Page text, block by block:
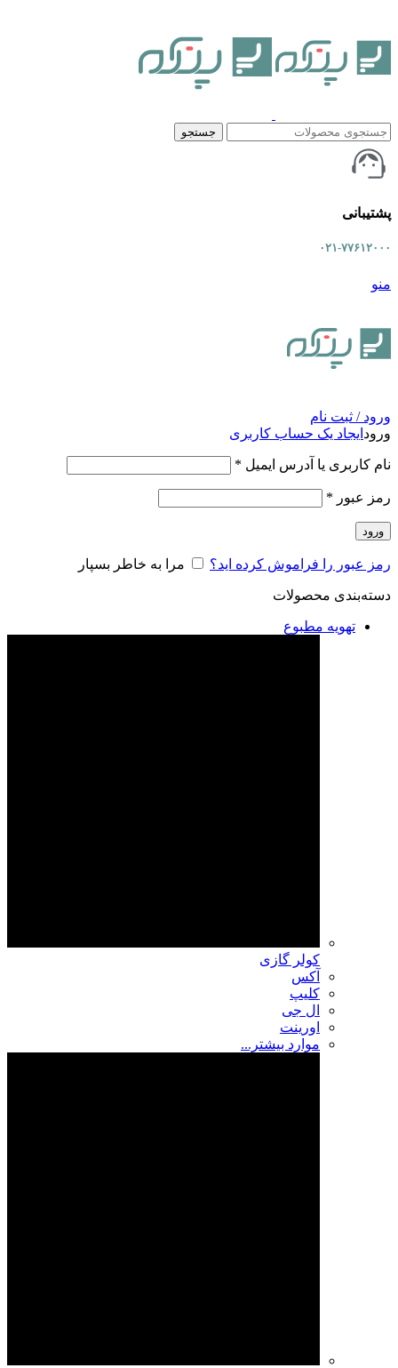
جستجو
پشتیبانی
۰۲۱-۷۷۶۱۲۰۰۰
منو
ورود / ثبت نام
ورود ایجاد یک حساب کاربری
نام کاربری یا آدرس ایمیل *
رمز عبور *
ورود
رمز عبور را فراموش کرده اید؟ مرا به خاطر بسپار
دسته‌بندی محصولات
تهویه مطبوع
کولر گازی
آکس
کلیپ
ال جی
اورینت
موارد بیشتر...